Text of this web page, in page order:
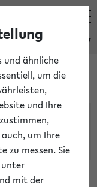
eKVV
und ähnliche
um die
und Ihre
um Ihre
zu messen. Sie
unter
mit der